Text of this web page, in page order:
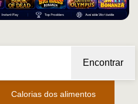
Encontrar
Calorias dos alimentos